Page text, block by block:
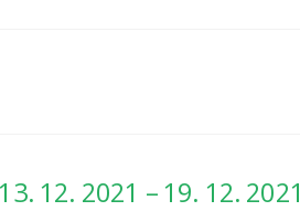
12. 2021 – 19. 12. 2021